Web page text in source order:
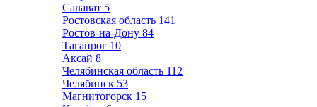
Салават 5
Ростовская область 141
Ростов-на-Дону 84
Таганрог 10
Аксай 8
Челябинская область 112
Челябинск 53
Магнитогорск 15